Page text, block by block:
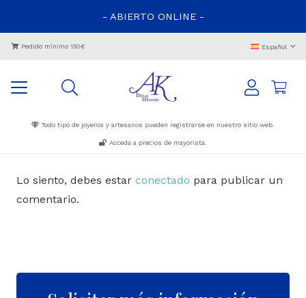
- ABIERTO ONLINE -
Pedido mínimo 150€ Español
Todo tipo de joyeros y artesanos pueden registrarse en nuestro sitio web.
Acceda a precios de mayorista.
Lo siento, debes estar conectado para publicar un
comentario.